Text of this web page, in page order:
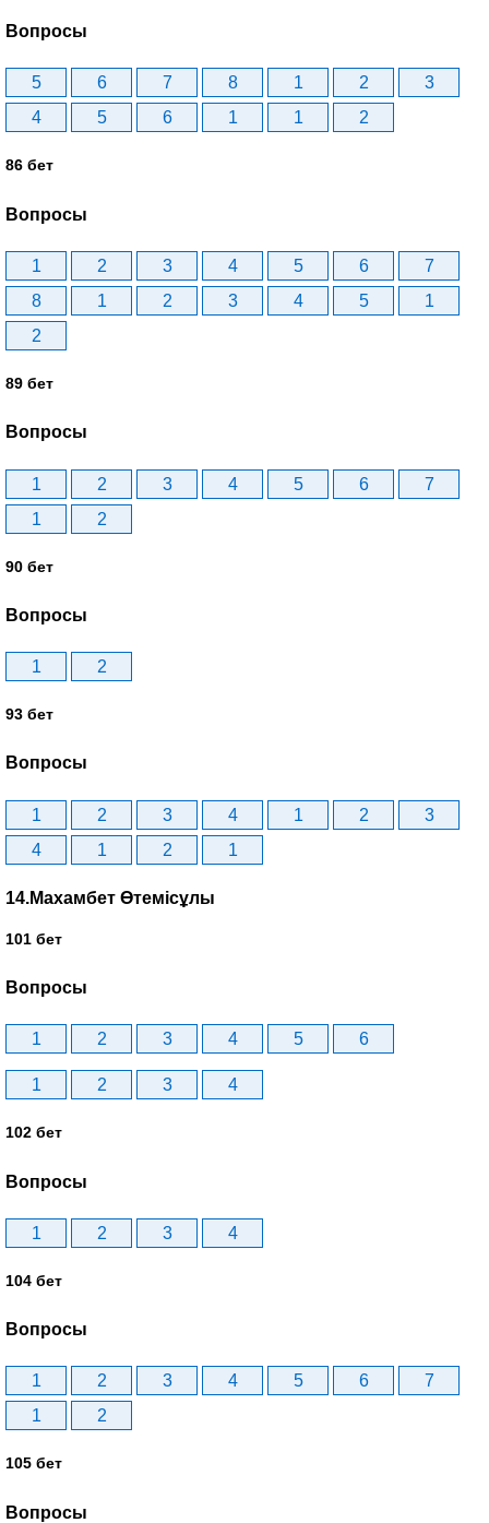
Вопросы
5 6 7 8 1 2
3
4
5 6 1 1 2
86 бет
Вопросы
1 2 3 4 5 6
7
8
1 2 3 4 5
1
2
89 бет
Вопросы
1 2 3 4 5 6
7
1
2
90 бет
Вопросы
1 2
93 бет
Вопросы
1 2 3 4 1 2
3
4
1 2 1
14.Махамбет Өтемісұлы
101 бет
Вопросы
1 2 3 4 5 6
1 2 3 4
102 бет
Вопросы
1 2 3 4
104 бет
Вопросы
1 2 3 4 5 6
7
1
2
105 бет
Вопросы